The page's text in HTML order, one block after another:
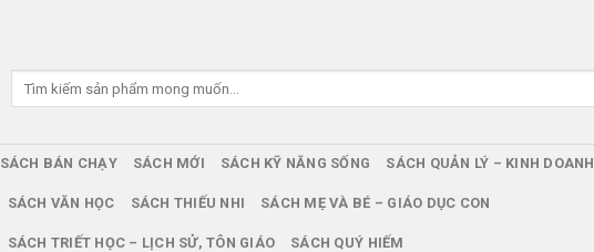
SÁCH BÁN CHẠY SÁCH MỚI SÁCH KỸ NĂNG SỐNG SÁCH QUẢN LÝ – KINH DOANH
SÁCH VĂN HỌC SÁCH THIẾU NHI SÁCH MẸ VÀ BÉ – GIÁO DỤC CON
SÁCH TRIẾT HỌC – LỊCH SỬ, TÔN GIÁO SÁCH QUÝ HIẾM